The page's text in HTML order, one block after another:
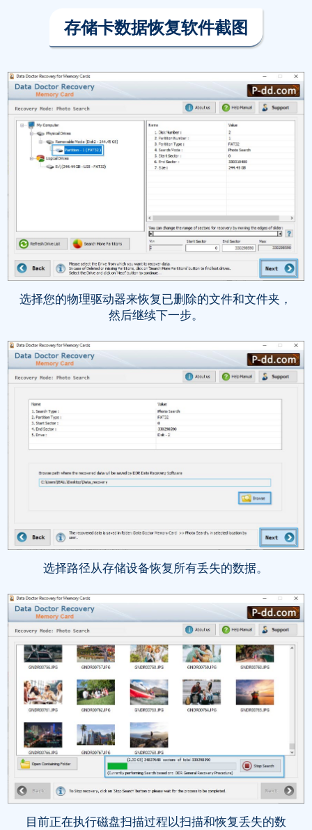
存储卡数据恢复软件截图
选择您的物理驱动器来恢复已删除的文件和文件夹，
然后继续下一步。
选择路径从存储设备恢复所有丢失的数据。
目前正在执行磁盘扫描过程以扫描和恢复丢失的数